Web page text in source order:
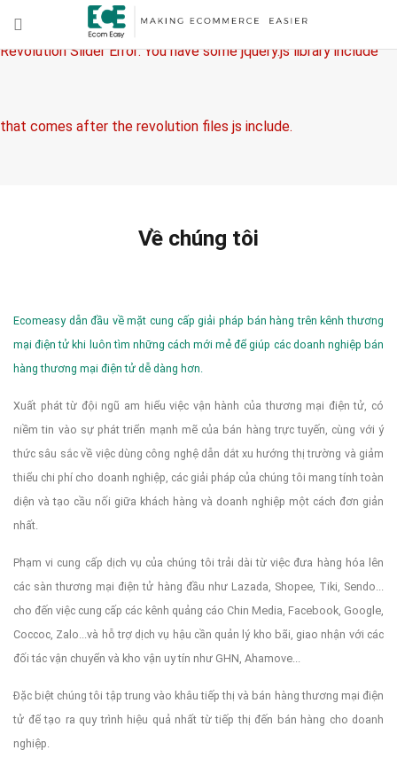
Revolution Slider Error: You have some jquery.js library include
that comes after the revolution files js include.
To fix it you can:
1. In the Slider Settings -> Troubleshooting set option:Put
JS Includes To Body option to true.
2. Find the double jquery.js include and remove it.
Về chúng tôi
Ecomeasy dẫn đầu về mặt cung cấp giải pháp bán hàng trên kênh thương
mại điện tử khi luôn tìm những cách mới mẻ để giúp các doanh nghiệp bán
hàng thương mại điện tử dễ dàng hơn.
Xuất phát từ đội ngũ am hiểu việc vận hành của thương mại điện tử, có
niềm tin vào sự phát triển mạnh mẽ của bán hàng trực tuyến, cùng với ý
thức sâu sắc về việc dùng công nghệ dẫn dắt xu hướng thị trường và giảm
thiểu chi phí cho doanh nghiệp, các giải pháp của chúng tôi mang tính toàn
diện và tạo cầu nối giữa khách hàng và doanh nghiệp một cách đơn giản
nhất.
Phạm vi cung cấp dịch vụ của chúng tôi trải dài từ việc đưa hàng hóa lên
các sàn thương mại điện tử hàng đầu như Lazada, Shopee, Tiki, Sendo...
cho đến việc cung cấp các kênh quảng cáo Chin Media, Facebook, Google,
Coccoc, Zalo...và hỗ trợ dịch vụ hậu cần quản lý kho bãi, giao nhận với các
đối tác vận chuyển và kho vận uy tín như GHN, Ahamove...
Đặc biệt chúng tôi tập trung vào khâu tiếp thị và bán hàng thương mại điện
tử để tạo ra quy trình hiệu quả nhất từ tiếp thị đến bán hàng cho doanh
nghiệp.